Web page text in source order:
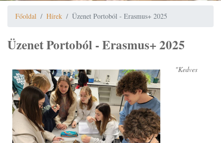
Főoldal Hírek Üzenet Portoból - Erasmus+ 2025
Üzenet Portoból - Erasmus+ 2025
"Kedves